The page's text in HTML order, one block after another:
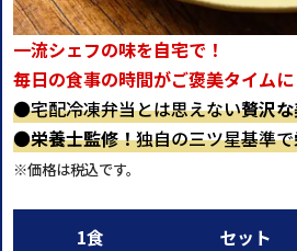
一流シェフの味を自宅で！
毎日の食事の時間がご褒美タイムに
●宅配冷凍弁当とは思えない贅沢
●栄養士監修！独自の三ツ星基準で
※価格は税込です。
1食 セット